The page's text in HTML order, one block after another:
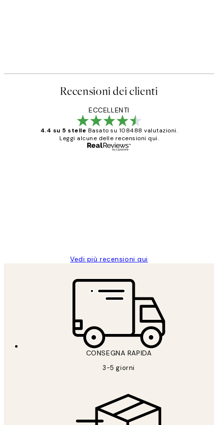
Recensioni dei clienti
ECCELLENTI
4.4 su 5 stelle Basato su 108488 valutazioni.
Leggi alcune delle recensioni qui.
Vedi più recensioni qui
CONSEGNA RAPIDA
3-5 giorni